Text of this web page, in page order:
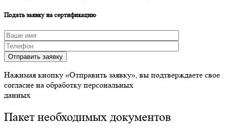
Подать заявку на сертификацию
Отправить заявку
Нажимая кнопку «Отправить заявку», вы подтверждаете свое
согласие на обработку персональных
данных
Пакет необходимых документов